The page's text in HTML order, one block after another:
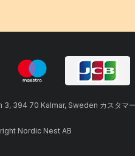
394 70 Kalmar, Sweden カスタマ
Nordic Nest AB